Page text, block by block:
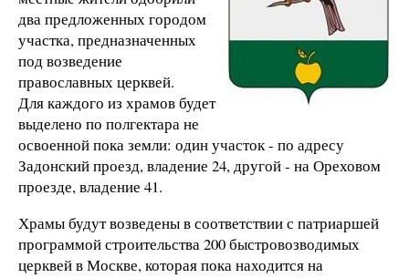
два предложенных городом
участка, предназначенных
под возведение
православных церквей.
Для каждого из храмов будет
выделено по полгектара не
освоенной пока земли: один участок - по адресу
Задонский проезд, владение 24, другой - на Ореховом
проезде, владение 41.
Храмы будут возведены в соответствии с патриаршей
программой строительства 200 быстровозводимых
церквей в Москве, которая пока находится на